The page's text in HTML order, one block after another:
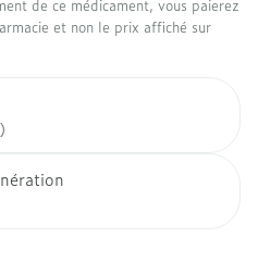
de ce médicament, vous paierez
et non le prix affiché sur